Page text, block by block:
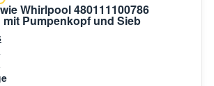
Whirlpool 480111100786
mit Pumpenkopf und Sieb